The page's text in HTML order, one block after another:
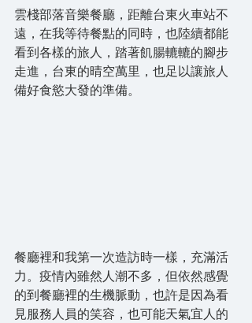
雲棧部落音樂餐廳，距離台東火車站不
遠，在我等待餐點的同時，也陸續都能
看到各樣的旅人，踏著飢腸轆轆的腳步
走進，台東的晴空萬里，也足以讓旅人
備好食慾大發的準備。
餐廳裡和我第一次造訪時一樣，充滿活
力。疫情內雖然人潮不多，但依然感覺
的到餐廳裡的生機脈動，也許是因為看
見服務人員的笑容，也可能天氣宜人的